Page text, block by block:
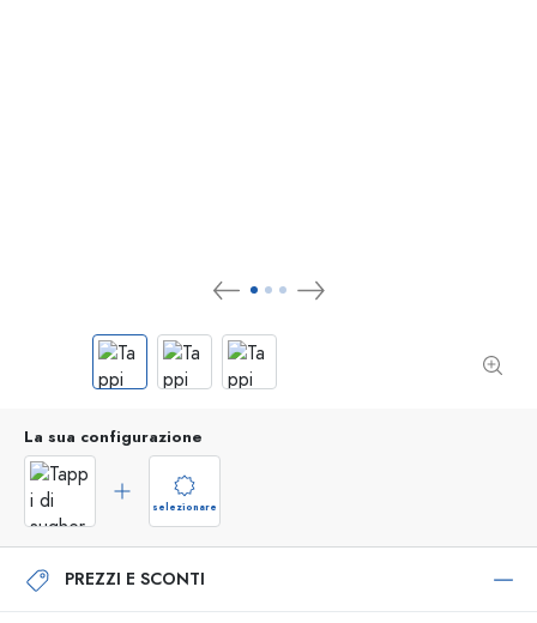
La sua configurazione
selezionare
PREZZI E SCONTI